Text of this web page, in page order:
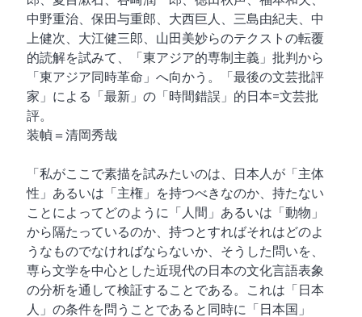
お問い合わせ
書肆子午線について
須)
郵便番号
市区町村・番地
建物名・お部屋番号
中野重治、保田与重郎、大西巨人、三島由紀夫、中
上健次、大江健三郎、山田美妙らのテクストの転覆
的読解を試みて、「東アジア的専制主義」批判から
「東アジア同時革命」へ向かう。「最後の文芸批評
家」による「最新」の「時間錯誤」的日本=文芸批
評。
装幀＝清岡秀哉
「私がここで素描を試みたいのは、日本人が「主体
性」あるいは「主権」を持つべきなのか、持たない
ことによってどのように「人間」あるいは「動物」
から隔たっているのか、持つとすればそれはどのよ
うなものでなければならないか、そうした問いを、
専ら文学を中心とした近現代の日本の文化言語表象
の分析を通して検証することである。これは「日本
人」の条件を問うことであると同時に「日本国」